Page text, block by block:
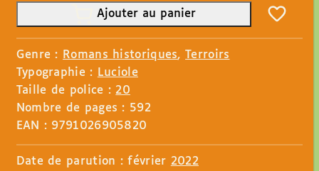
Ajouter au panier
Genre : Romans historiques,Terroirs
Typographie : Luciole
Taille de police : 20
Nombre de pages : 592
EAN : 9791026905820
Date de parution : février 2022